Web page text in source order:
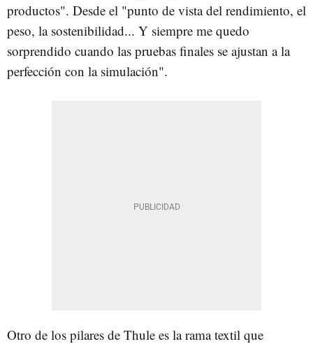
productos". Desde el "punto de vista del rendimiento, el
peso, la sostenibilidad... Y siempre me quedo
sorprendido cuando las pruebas finales se ajustan a la
perfección con la simulación".
Otro de los pilares de Thule es la rama textil que